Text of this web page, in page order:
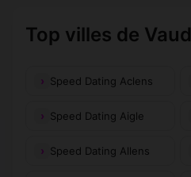
Top villes de Vaud
Speed Dating Aclens
Speed Dating Aigle
Speed Dating Allens